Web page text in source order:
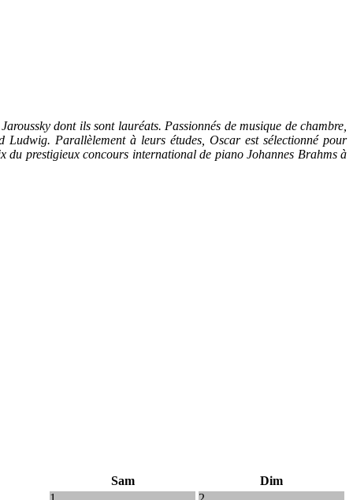
dont ils sont lauréats. Passionnés de musique de chambre,
Ludwig. Parallèlement à leurs études, Oscar est sélectionné pour
prestigieux concours international de piano Johannes Brahms à
Sam
Dim